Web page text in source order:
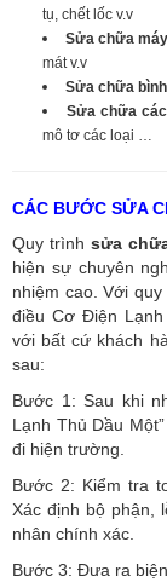
tụ, chết lốc v.v
Sửa chữa
mát v.v
Sửa chữa
Sửa chữa
mô tơ các loại …
CÁC BƯỚC SỬA
Quy trình sửa
hiện sự chuyên
nhiệm cao. Với
điều Cơ Điện
với bất cứ khách
sau:
Bước 1: Sau khi
Lạnh Thủ Dầu
đi hiện trường.
Bước 2: Kiểm tra
Xác định bộ phận,
nhân chính xác.
Bước 3: Đưa ra